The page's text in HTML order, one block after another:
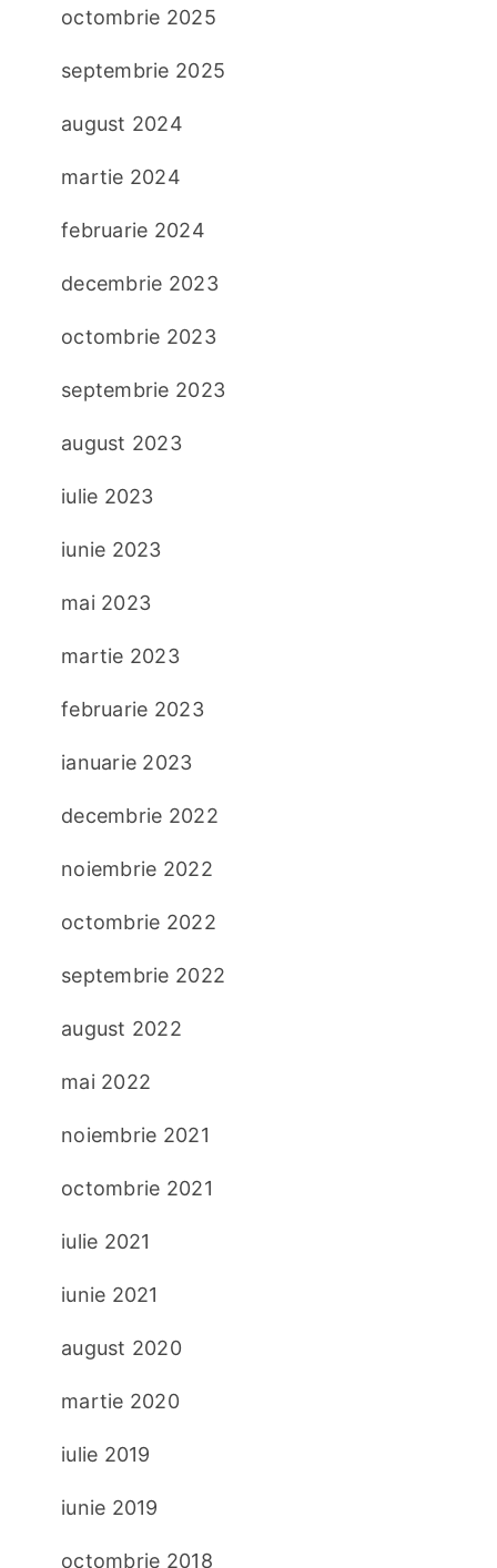
octombrie 2025
septembrie 2025
august 2024
martie 2024
februarie 2024
decembrie 2023
octombrie 2023
septembrie 2023
august 2023
iulie 2023
iunie 2023
mai 2023
martie 2023
februarie 2023
ianuarie 2023
decembrie 2022
noiembrie 2022
octombrie 2022
septembrie 2022
august 2022
mai 2022
noiembrie 2021
octombrie 2021
iulie 2021
iunie 2021
august 2020
martie 2020
iulie 2019
iunie 2019
octombrie 2018